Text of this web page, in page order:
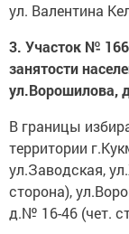
ул. Валентина
3. Участок №
занятости
ул.Ворошилова,
В границы
территории
ул.Заводская,
сторона),
д.№ 16-46 (чет.